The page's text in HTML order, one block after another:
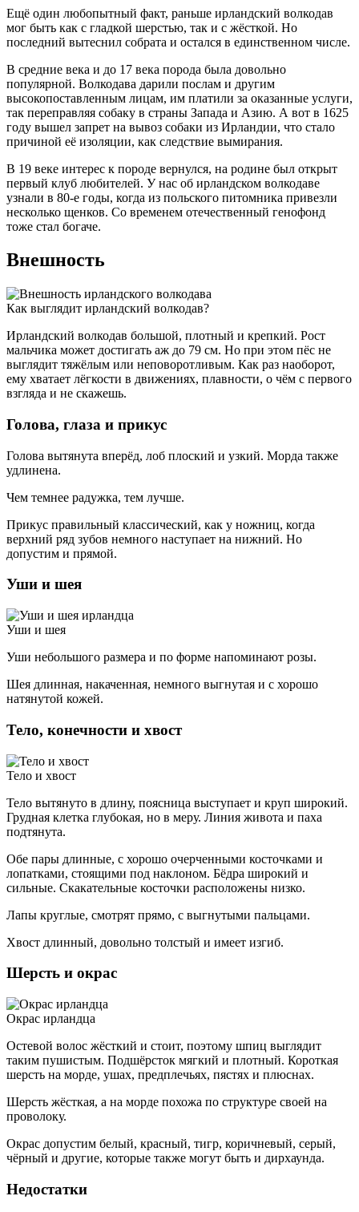
Ещё один любопытный факт, раньше ирландский волкодав
мог быть как с гладкой шерстью, так и с жёсткой. Но
последний вытеснил собрата и остался в единственном числе.
В средние века и до 17 века порода была довольно
популярной. Волкодава дарили послам и другим
высокопоставленным лицам, им платили за оказанные услуги,
так переправляя собаку в страны Запада и Азию. А вот в 1625
году вышел запрет на вывоз собаки из Ирландии, что стало
причиной её изоляции, как следствие вымирания.
В 19 веке интерес к породе вернулся, на родине был открыт
первый клуб любителей. У нас об ирландском волкодаве
узнали в 80-е годы, когда из польского питомника привезли
несколько щенков. Со временем отечественный генофонд
тоже стал богаче.
Внешность
Как выглядит ирландский волкодав?
Ирландский волкодав большой, плотный и крепкий. Рост
мальчика может достигать аж до 79 см. Но при этом пёс не
выглядит тяжёлым или неповоротливым. Как раз наоборот,
ему хватает лёгкости в движениях, плавности, о чём с первого
взгляда и не скажешь.
Голова, глаза и прикус
Голова вытянута вперёд, лоб плоский и узкий. Морда также
удлинена.
Чем темнее радужка, тем лучше.
Прикус правильный классический, как у ножниц, когда
верхний ряд зубов немного наступает на нижний. Но
допустим и прямой.
Уши и шея
Уши и шея
Уши небольшого размера и по форме напоминают розы.
Шея длинная, накаченная, немного выгнутая и с хорошо
натянутой кожей.
Тело, конечности и хвост
Тело и хвост
Тело вытянуто в длину, поясница выступает и круп широкий.
Грудная клетка глубокая, но в меру. Линия живота и паха
подтянута.
Обе пары длинные, с хорошо очерченными косточками и
лопатками, стоящими под наклоном. Бёдра широкий и
сильные. Скакательные косточки расположены низко.
Лапы круглые, смотрят прямо, с выгнутыми пальцами.
Хвост длинный, довольно толстый и имеет изгиб.
Шерсть и окрас
Окрас ирландца
Остевой волос жёсткий и стоит, поэтому шпиц выглядит
таким пушистым. Подшёрсток мягкий и плотный. Короткая
шерсть на морде, ушах, предплечьях, пястях и плюснах.
Шерсть жёсткая, а на морде похожа по структуре своей на
проволоку.
Окрас допустим белый, красный, тигр, коричневый, серый,
чёрный и другие, которые также могут быть и дирхаунда.
Недостатки